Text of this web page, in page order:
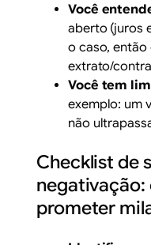
Você
aberto (juros
o caso,
extrato/
Você tem
exemplo: um
não
Checklist de
negativação:
prometer